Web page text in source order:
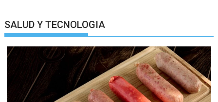
SALUD Y TECNOLOGIA